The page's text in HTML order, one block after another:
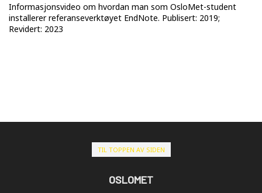
Informasjonsvideo om hvordan man som OsloMet-student
installerer referanseverktøyet EndNote. Publisert: 2019;
Revidert: 2023
TIL TOPPEN AV SIDEN
OSLOMET